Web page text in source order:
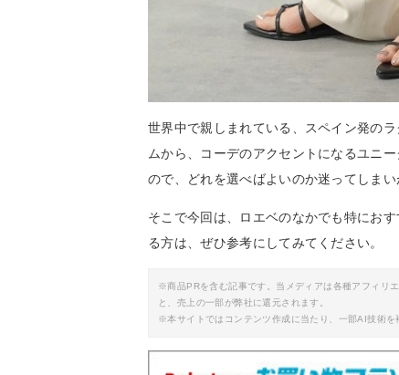
世界中で親しまれている、スペイン発の
ムから、コーデのアクセントになるユニ
ので、どれを選べばよいのか迷ってしまい
そこで今回は、ロエベのなかでも特にお
る方は、ぜひ参考にしてみてください。
※商品PRを含む記事です。当メディアは各種アフィリ
と、売上の一部が弊社に還元されます。
※本サイトではコンテンツ作成に当たり、一部AI技術を